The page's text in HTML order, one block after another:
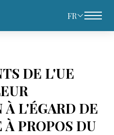
FR
DE L'UE
À L'ÉGARD DE
PROPOS DU